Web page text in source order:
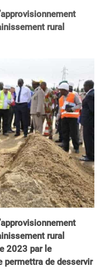
rural
rural
2023 par le
permettra de desservir